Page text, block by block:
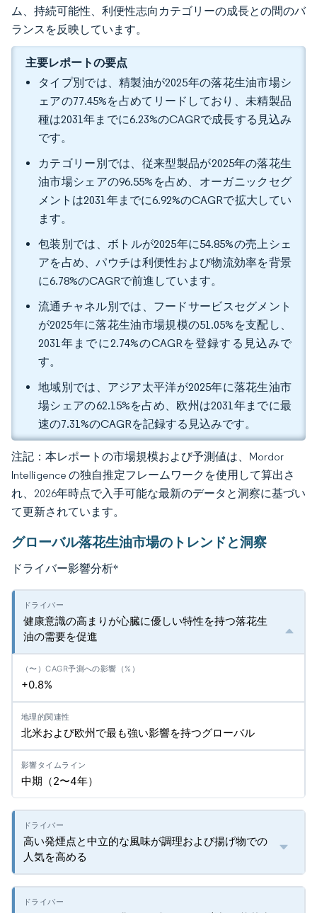
ム、持続可能性、利便性志向カテゴリーの成長との間のバ
ランスを反映しています。
主要レポートの要点
タイプ別では、精製油が2025年の落花生油市場シ
ェアの77.45%を占めてリードしており、未精製品
種は2031年までに6.23%のCAGRで成長する見込み
です。
カテゴリー別では、従来型製品が2025年の落花生
油市場シェアの96.55%を占め、オーガニックセグ
メントは2031年までに6.92%のCAGRで拡大してい
ます。
包装別では、ボトルが2025年に54.85%の売上シェ
アを占め、パウチは利便性および物流効率を背景
に6.78%のCAGRで前進しています。
流通チャネル別では、フードサービスセグメント
が2025年に落花生油市場規模の51.05%を支配し、
2031年までに2.74%のCAGRを登録する見込みで
す。
地域別では、アジア太平洋が2025年に落花生油市
場シェアの62.15%を占め、欧州は2031年までに最
速の7.31%のCAGRを記録する見込みです。
注記：本レポートの市場規模および予測値は、Mordor
Intelligence の独自推定フレームワークを使用して算出さ
れ、2026年時点で入手可能な最新のデータと洞察に基づい
て更新されています。
グローバル落花生油市場のトレンドと洞察
ドライバー影響分析*
健康意識の高まりが心臓に優しい特性を持つ落花生
油の需要を促進
+0.8%
北米および欧州で最も強い影響を持つグローバル
中期（2〜4年）
高い発煙点と中立的な風味が調理および揚げ物での
人気を高める